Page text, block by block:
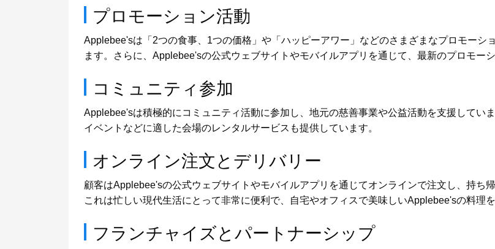
プロモーション活動
Applebee'sは「2つの食事、1つの価格」や「ハッピーアワー」などのさまざまなプロモーシ
ます。さらに、Applebee'sの公式ウェブサイトやモバイルアプリを通じて、最新のプロモー
コミュニティ参加
Applebee'sは積極的にコミュニティ活動に参加し、地元の慈善事業や公益活動を支援してい
イベントなどに適した会場のレンタルサービスも提供しています。
オンライン注文とデリバリー
顧客はApplebee'sの公式ウェブサイトやモバイルアプリを通じてオンラインで注文し、持ち
これは忙しい現代生活にとって非常に便利で、自宅やオフィスで美味しいApplebee'sの料理
フランチャイズとパートナーシップ